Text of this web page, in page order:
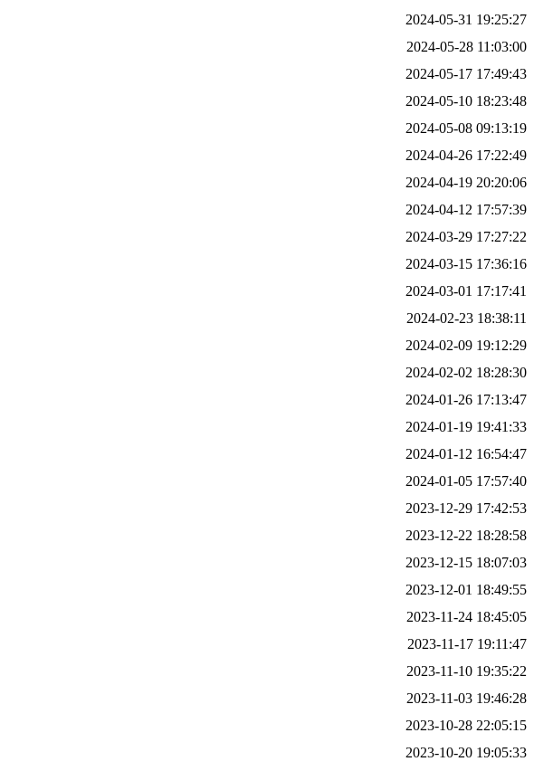
2024-05-31 19:25:27
2024-05-28 11:03:00
2024-05-17 17:49:43
2024-05-10 18:23:48
2024-05-08 09:13:19
2024-04-26 17:22:49
2024-04-19 20:20:06
2024-04-12 17:57:39
2024-03-29 17:27:22
2024-03-15 17:36:16
2024-03-01 17:17:41
2024-02-23 18:38:11
2024-02-09 19:12:29
2024-02-02 18:28:30
2024-01-26 17:13:47
2024-01-19 19:41:33
2024-01-12 16:54:47
2024-01-05 17:57:40
2023-12-29 17:42:53
2023-12-22 18:28:58
2023-12-15 18:07:03
2023-12-01 18:49:55
2023-11-24 18:45:05
2023-11-17 19:11:47
2023-11-10 19:35:22
2023-11-03 19:46:28
2023-10-28 22:05:15
2023-10-20 19:05:33